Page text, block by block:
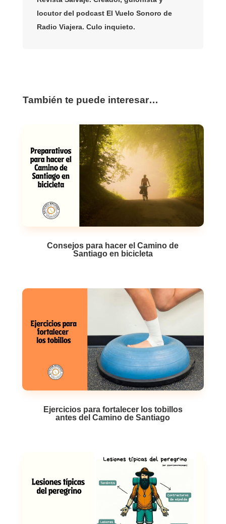
locutor del podcast El Vuelo Sonoro de
Radio Viajera. Culo inquieto.
También te puede interesar…
Consejos para hacer el Camino de
Santiago en bicicleta
Ejercicios para fortalecer los tobillos
antes del Camino de Santiago